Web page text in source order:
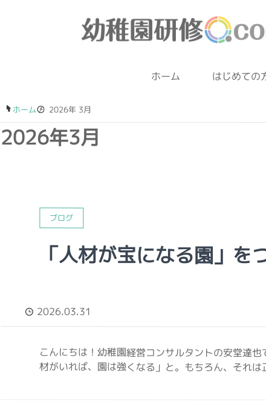
ホーム はじめての
ホーム/ 2026年 3月
2026年3月
ブログ
「人材が宝になる園」を
2026.03.31
こんにちは！幼稚園経営コンサルタントの安堂達
材がいれば、園は強くなる」と。もちろん、それ